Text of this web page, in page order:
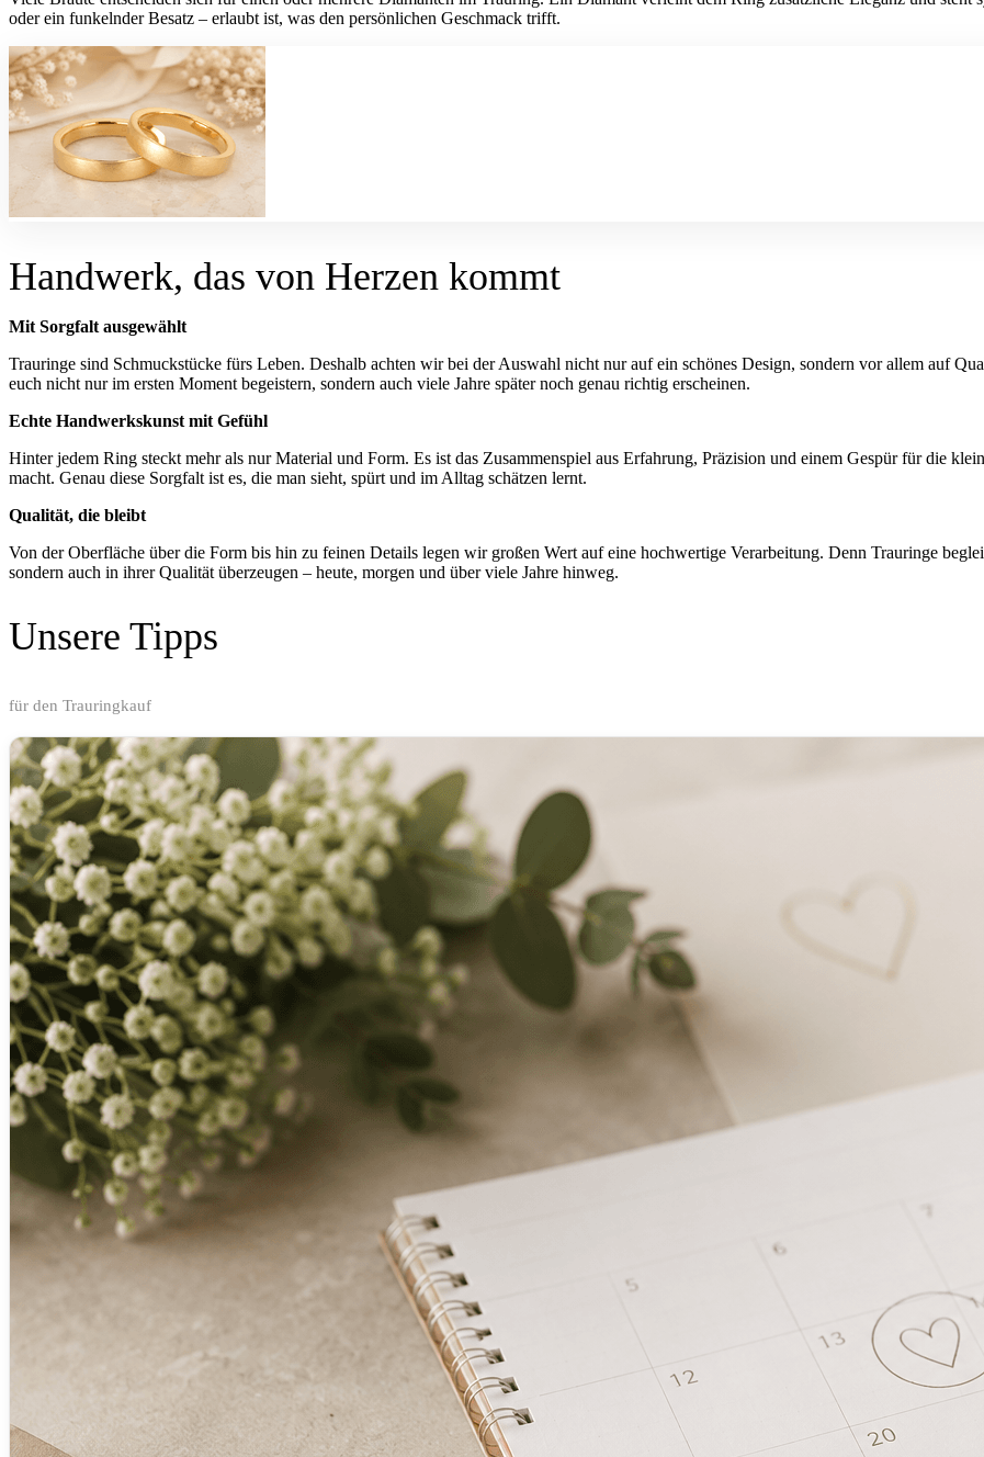
oder ein funkelnder Besatz – erlaubt ist, was den persönlichen Geschmack trifft.
Handwerk, das von Herzen kommt
Mit Sorgfalt ausgewählt
Trauringe sind Schmuckstücke fürs Leben. Deshalb achten wir bei der Auswahl nicht nur auf ein schönes Design, sondern vor allem auf
euch nicht nur im ersten Moment begeistern, sondern auch viele Jahre später noch genau richtig erscheinen.
Echte Handwerkskunst mit Gefühl
Hinter jedem Ring steckt mehr als nur Material und Form. Es ist das Zusammenspiel aus Erfahrung, Präzision und einem Gespür für die
macht. Genau diese Sorgfalt ist es, die man sieht, spürt und im Alltag schätzen lernt.
Qualität, die bleibt
Von der Oberfläche über die Form bis hin zu feinen Details legen wir großen Wert auf eine hochwertige Verarbeitung. Denn Trauringe
sondern auch in ihrer Qualität überzeugen – heute, morgen und über viele Jahre hinweg.
Unsere Tipps
für den Trauringkauf